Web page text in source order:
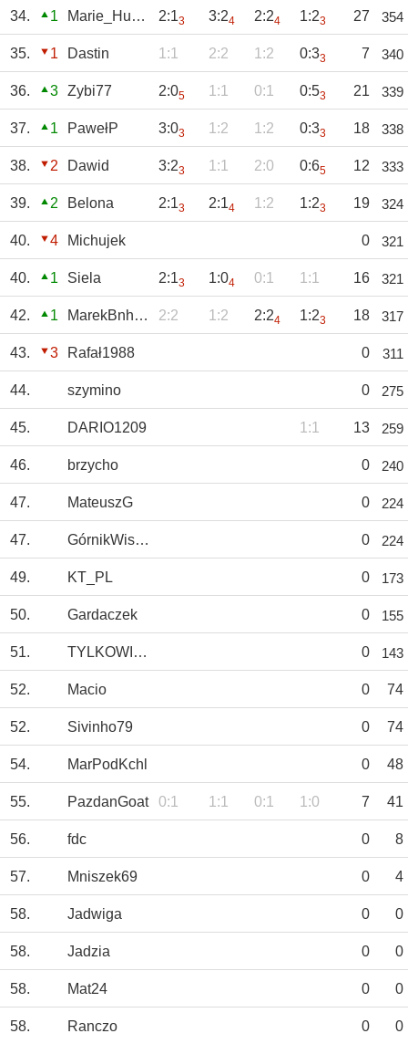
34. 1 Marie_Huanna 2:13 3:24 2:24 1:23 27 354
35. 1 Dastin 1:1 2:2 1:2 0:33 7 340
36. 3 Zybi77 2:05 1:1 0:1 0:53 21 339
37. 1 PawełP 3:03 1:2 1:2 0:33 18 338
38. 2 Dawid 3:23 1:1 2:0 0:65 12 333
39. 2 Belona 2:13 2:14 1:2 1:23 19 324
40. 4 Michujek 0 321
40. 1 Siela 2:13 1:04 0:1 1:1 16 321
42. 1 MarekBnh85 2:2 1:2 2:24 1:23 18 317
43. 3 Rafał1988 0 311
44. szymino 0 275
45. DARIO1209 1:1 13 259
46. brzycho 0 240
47. MateuszG 0 224
47. GórnikWisłoka 0 224
49. KT_PL 0 173
50. Gardaczek 0 155
51. TYLKOWISŁA_TS 0 143
52. Macio 0 74
52. Sivinho79 0 74
54. MarPodKchl 0 48
55. PazdanGoat 0:1 1:1 0:1 1:0 7 41
56. fdc 0 8
57. Mniszek69 0 4
58. Jadwiga 0 0
58. Jadzia 0 0
58. Mat24 0 0
58. Ranczo 0 0